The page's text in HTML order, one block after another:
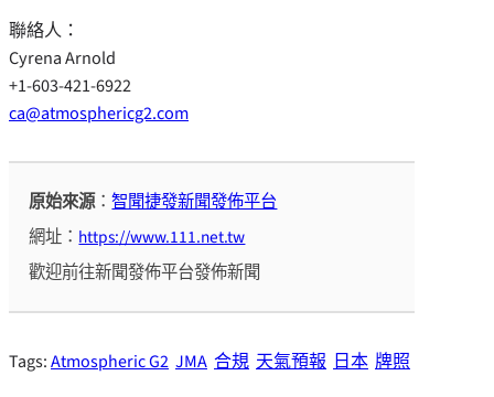
聯絡人：
Cyrena Arnold
+1-603-421-6922
ca@atmosphericg2.com
原始來源：智聞捷發新聞發佈平台
網址： https://www.111.net.tw
歡迎前往新聞發佈平台發佈新聞
Tags:Atmospheric G2 JMA 合規 天氣預報 日本 牌照